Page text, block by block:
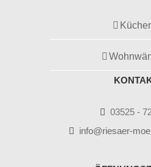
03525 -
info@riesaer-